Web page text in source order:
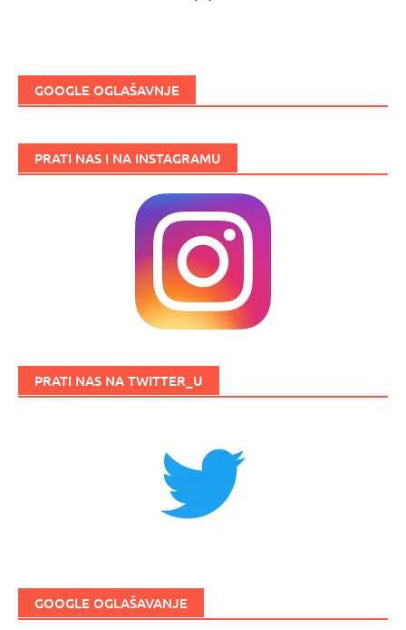
GOOGLE OGLAŠAVNJE
PRATI NAS I NA INSTAGRAMU
PRATI NAS NA TWITTER_U
GOOGLE OGLAŠAVANJE